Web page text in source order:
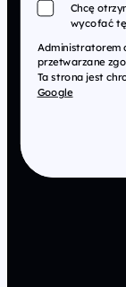
Chcę
wycofać
Administratorem
przetwarzane
Ta strona jest
Google